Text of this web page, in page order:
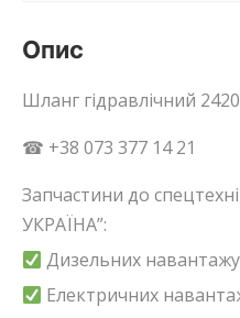
Опис
Шланг гідравлічний
☎ +38 073 377 14 21
Запчастини до
УКРАЇНА”:
Дизельних
Електричних